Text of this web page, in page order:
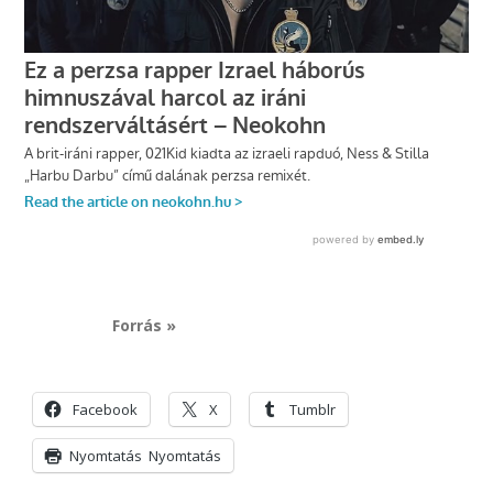
Forrás »
Facebook X Tumblr
Nyomtatás Nyomtatás